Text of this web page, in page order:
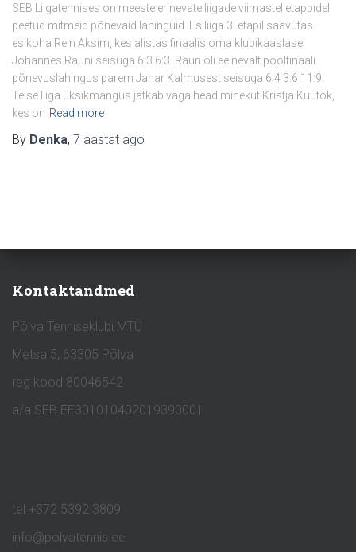
SEB Liigatennises on meeste erinevate liigade viimastel etappidel
peetud mitmeid põnevaid lahinguid. Esiliiga 3. etapil saavutas
esikoha Rein Aksim, kes alistas finaalis oma klubikaaslase
Johannes Rauni seisuga 6:3 6:3. Raun oli eelnevalt poolfinaali
põnevuslahingus parem Janar Kalmusest seisuga 6:4 3:6 11:9.
Teise liiga üksikmängus jätkab väga head minekut Kristja Kuutok,
kes on Read more
By Denka, 7 aastat ago
Kontaktandmed
Põlva Tenniseklubi MTÜ
Metsa 5, 63305 Põlva
reg kood 80046542
a/a SEB EE301010402019390001
tel +372 5392 3809
info@polvatennis.ee